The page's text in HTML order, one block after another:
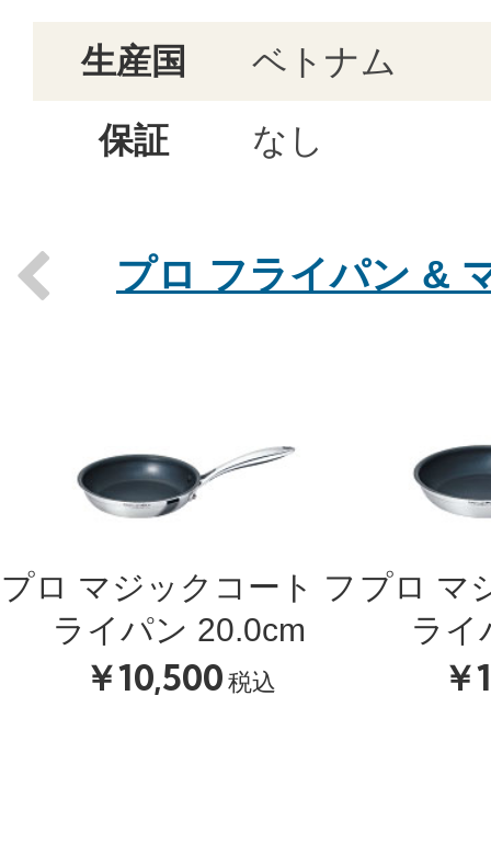
生産国
ベトナム
保証
なし
プロ フライパン &
プロ マジックコート フ
ライパン 20.0cm
￥10,500 税込
プロ マ
ライ
￥